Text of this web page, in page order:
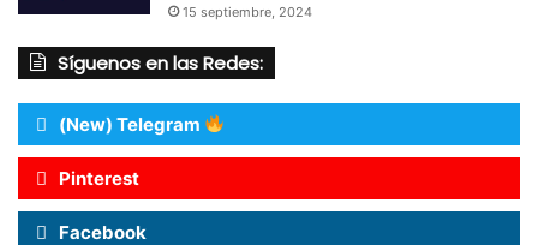
15 septiembre, 2024
Síguenos en las Redes:
(New) Telegram
Pinterest
Facebook